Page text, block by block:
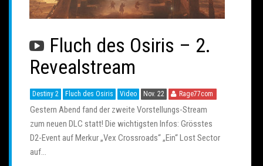
Fluch des Osiris – 2.
Revealstream
Destiny 2 Fluch des Osiris Video Nov. 22 Rage77com
Gestern Abend fand der zweite Vorstellungs-Stream
zum neuen DLC statt! Die wichtigsten Infos: Grösstes
D2-Event auf Merkur „Vex Crossroads“ „Ein“ Lost Sector
auf…